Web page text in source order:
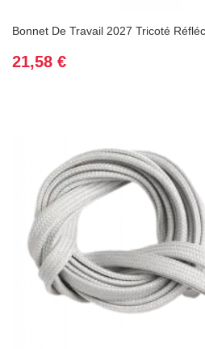
Bonnet De Travail 2027 Tricoté
Prix
21,58 €